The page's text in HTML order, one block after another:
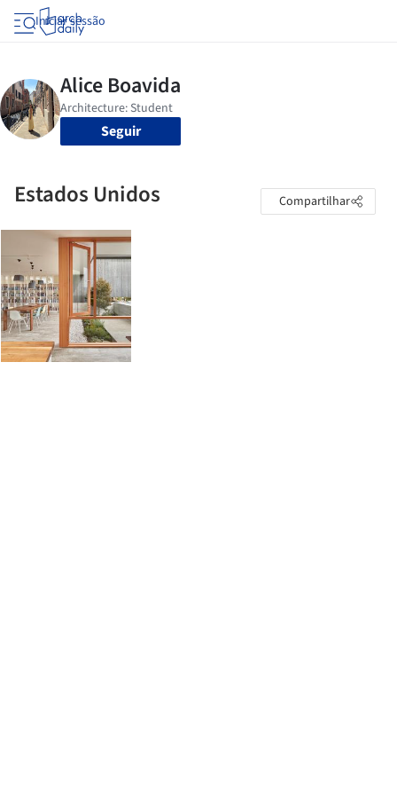
Iniciar sessão
Seguir
Estados Unidos Compartilhar